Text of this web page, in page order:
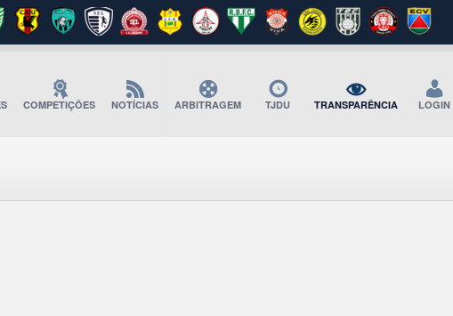
COMPETIÇÕES NOTÍCIAS ARBITRAGEM TJDU TRANSPARÊNCIA LOGIN